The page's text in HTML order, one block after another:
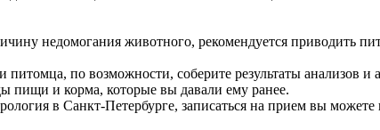
недомогания животного, рекомендуется приводить
питомца, по возможности, соберите результаты
пищи и корма, которые вы давали ему ранее.
в Санкт-Петербурге, записаться на прием вы